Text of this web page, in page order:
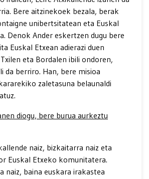
Bere aitzinekoek bezala, berak
unibertsitatean eta Euskal
Denok Ander eskertzen dugu bere
Euskal Etxean adierazi duen
eta Bordalen ibili ondoren,
da berriro. Han, bere misioa
zaletasuna belaunaldi
diogu, bere burua aurkeztu
naiz, bizkaitarra naiz eta
Euskal Etxeko komunitatera.
naiz, baina euskara irakastea